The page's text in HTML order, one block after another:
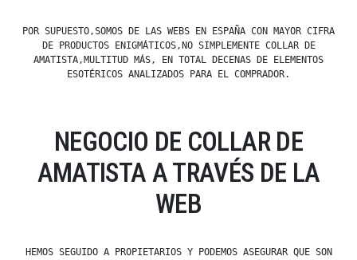
POR SUPUESTO,SOMOS DE LAS WEBS EN ESPAÑA CON MAYOR CIFRA
DE PRODUCTOS ENIGMÁTICOS,NO SIMPLEMENTE COLLAR DE
AMATISTA,MULTITUD MÁS, EN TOTAL DECENAS DE ELEMENTOS
ESOTÉRICOS ANALIZADOS PARA EL COMPRADOR.
NEGOCIO DE COLLAR DE
AMATISTA A TRAVÉS DE LA
WEB
HEMOS SEGUIDO A PROPIETARIOS Y PODEMOS ASEGURAR QUE SON